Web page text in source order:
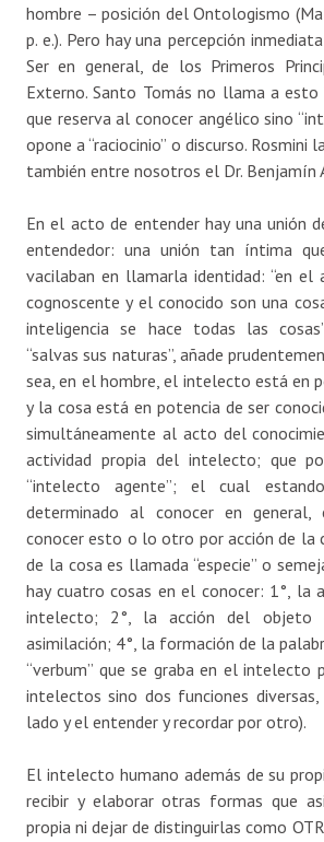
hombre – posición del Ontologismo
p. e.). Pero hay una percepción
Ser en general, de los Primeros
Externo. Santo Tomás no llama a esto
que reserva al conocer angélico sino
opone a “raciocinio” o discurso. Rosmini
también entre nosotros el Dr. Benjamín
En el acto de entender hay una unión
entendedor: una unión tan íntima
vacilaban en llamarla identidad: “en
cognoscente y el conocido son una
inteligencia se hace todas las
“salvas sus naturas”, añade
sea, en el hombre, el intelecto está en
y la cosa está en potencia de ser
simultáneamente al acto del
actividad propia del intelecto; que
“intelecto agente”; el cual
determinado al conocer en general,
conocer esto o lo otro por acción de la
de la cosa es llamada “especie” o
hay cuatro cosas en el conocer: 1°, la
intelecto; 2°, la acción del objeto
asimilación; 4°, la formación de la
“verbum” que se graba en el intelecto
intelectos sino dos funciones
lado y el entender y recordar por otro).
El intelecto humano además de su
recibir y elaborar otras formas que
propia ni dejar de distinguirlas como